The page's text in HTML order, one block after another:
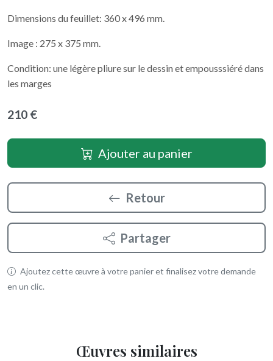
Dimensions du feuillet: 360 x 496 mm.
Image : 275 x 375 mm.
Condition: une légère pliure sur le dessin et empousssiéré dans
les marges
210 €
Ajouter au panier
Retour
Partager
Ajoutez cette œuvre à votre panier et finalisez votre demande
en un clic.
Œuvres similaires